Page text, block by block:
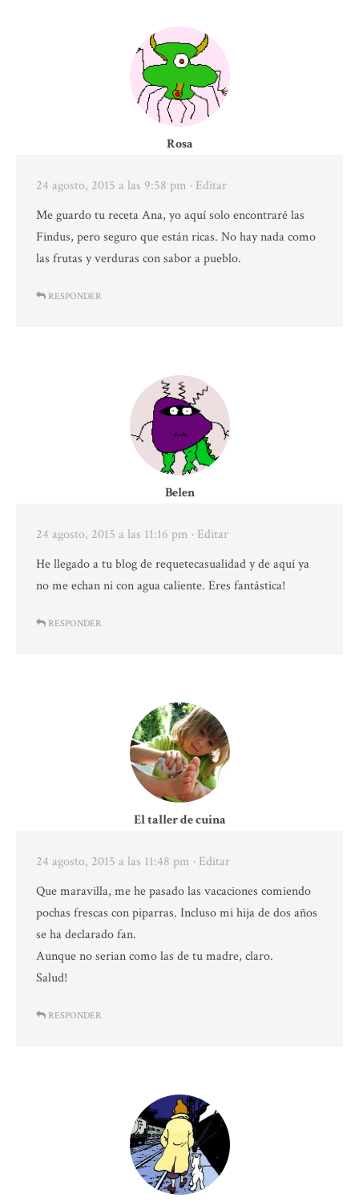
Rosa
24 agosto, 2015 a las 9:58 pm · Editar
Me guardo tu receta Ana, yo aquí solo encontraré las
Findus, pero seguro que están ricas. No hay nada como
las frutas y verduras con sabor a pueblo.
RESPONDER
Belen
24 agosto, 2015 a las 11:16 pm · Editar
He llegado a tu blog de requetecasualidad y de aquí ya
no me echan ni con agua caliente. Eres fantástica!
RESPONDER
El taller de cuina
24 agosto, 2015 a las 11:48 pm · Editar
Que maravilla, me he pasado las vacaciones comiendo
pochas frescas con piparras. Incluso mi hija de dos años
se ha declarado fan.
Aunque no serian como las de tu madre, claro.
Salud!
RESPONDER